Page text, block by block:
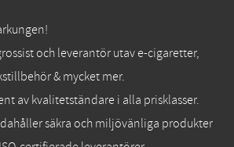
och leverantör utav e-cigaretter,
& mycket mer.
av kvalitetständare i alla prisklasser.
säkra och miljövänliga produkter